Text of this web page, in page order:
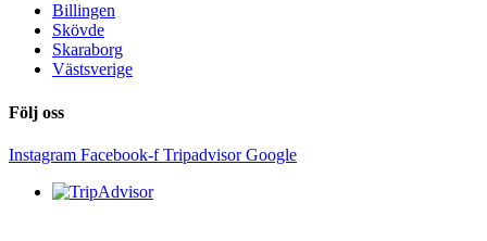
Billingen
Skövde
Skaraborg
Västsverige
Följ oss
Instagram Facebook-f Tripadvisor Google